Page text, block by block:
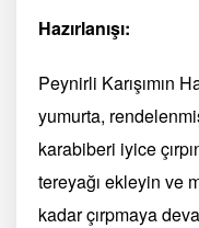
Hazırlanışı:
Peynirli Karışımın
yumurta,
karabiberi iyice
tereyağı ekleyin ve
kadar çırpmaya